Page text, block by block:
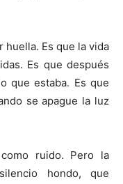
huella. Es que la vida
Es que después
que estaba. Es que
se apague la luz
ruido. Pero la
hondo, que